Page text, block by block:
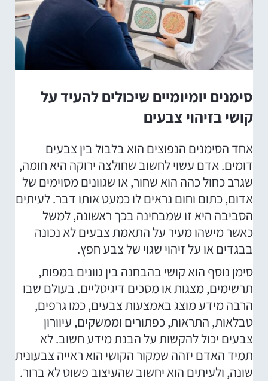
סימנים יומיומיים שיכולים להעיד על
קושי בזיהוי צבעים
אחד הסימנים הנפוצים הוא בלבול בין צבעים
דומים. אדם עשוי לחשוב שחולצה ירוקה היא חומה,
שגרב כחול כהה הוא שחור, או שגוונים מסוימים של
אדום, כתום וחום נראים לו כמעט אותו דבר. לעיתים
הסביבה היא זו שמבחינה בכך ראשונה, למשל
כאשר מישהו מעיר על התאמת צבעים לא נכונה
בבגדים או על זיהוי שגוי של צבע חפץ.
סימן נוסף הוא קושי בהבחנה בין גוונים במפות,
תרשימים, מצגות או מסכים דיגיטליים. בעולם שבו
הרבה מידע מוצג באמצעות צבעים, כמו גרפים,
טבלאות, התראות, כפתורים וממשקים, עיוורון
צבעים יכול להקשות על הבנת מידע חשוב. לא
תמיד האדם יזהה שמקור הקושי הוא ראייה צבעונית
שונה, ולעיתים הוא יחשוב שהעיצוב פשוט לא ברור.